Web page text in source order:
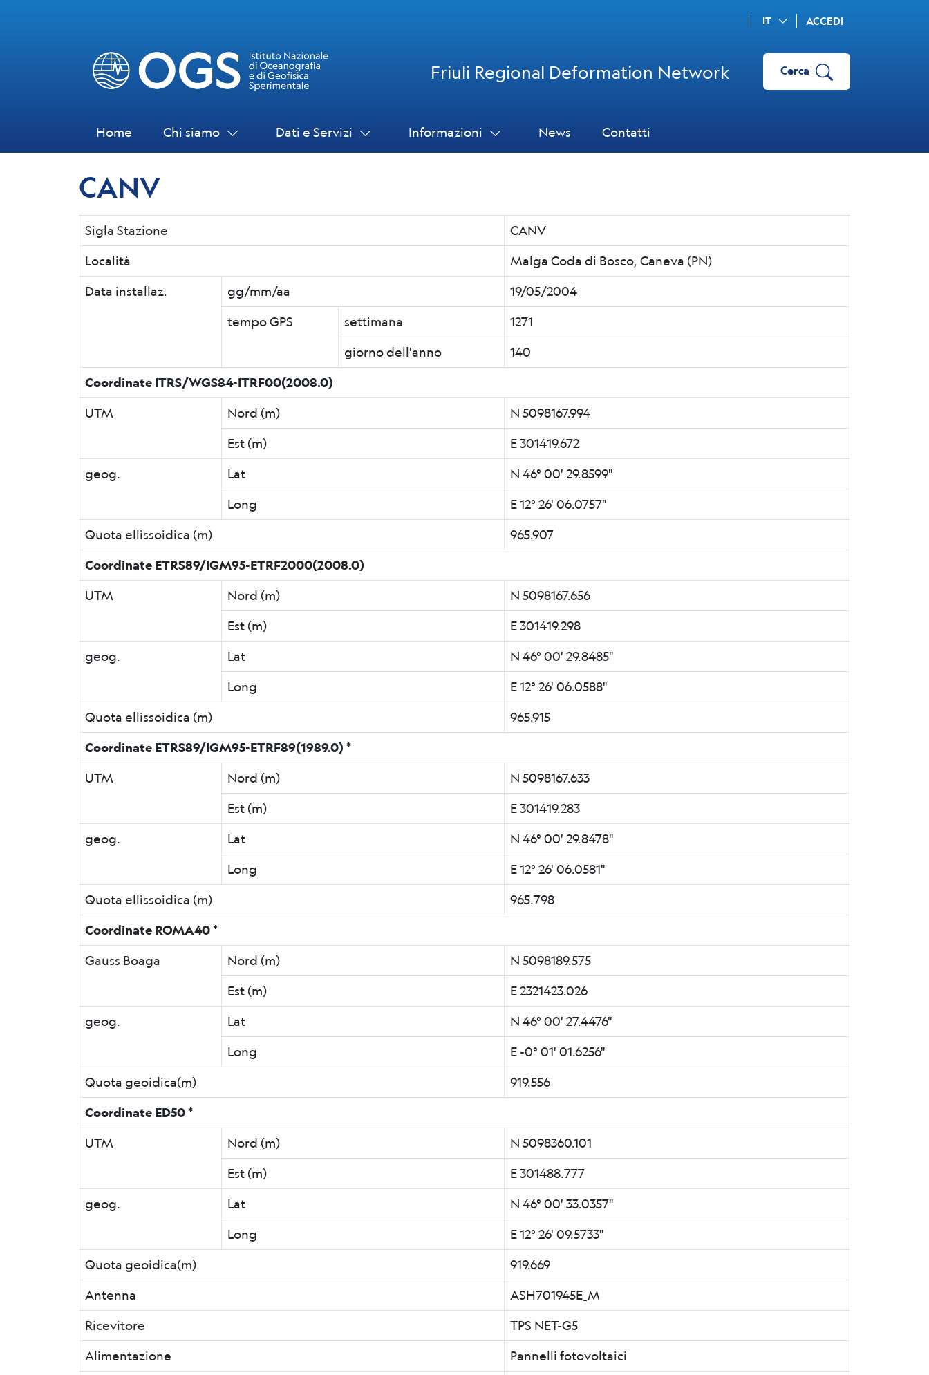
ACCEDI
IT
Friuli Regional Deformation Network Cerca
Home Chi siamo Dati e Servizi Informazioni News Contatti
CANV
Sigla Stazione
CANV
Località
Malga Coda di Bosco, Caneva (PN)
Data installaz.
gg/mm/aa
19/05/2004
tempo GPS
settimana
1271
giorno dell'anno
140
Coordinate ITRS/WGS84-ITRF00(2008.0)
UTM Nord (m)
N 5098167.994
Est (m)
E 301419.672
geog.
Lat
N 46° 00' 29.8599"
Long
E 12° 26' 06.0757"
Quota ellissoidica (m)
965.907
Coordinate ETRS89/IGM95-ETRF2000(2008.0)
UTM Nord (m)
N 5098167.656
Est (m)
E 301419.298
geog.
Lat
N 46° 00' 29.8485"
Long
E 12° 26' 06.0588"
Quota ellissoidica (m)
965.915
Coordinate ETRS89/IGM95-ETRF89(1989.0) *
UTM Nord (m)
N 5098167.633
Est (m)
E 301419.283
geog.
Lat
N 46° 00' 29.8478"
Long
E 12° 26' 06.0581"
Quota ellissoidica (m)
965.798
Coordinate ROMA40 *
Gauss Boaga Nord (m)
N 5098189.575
Est (m)
E 2321423.026
geog.
Lat
N 46° 00' 27.4476"
Long
E -0° 01' 01.6256"
Quota geoidica(m)
919.556
Coordinate ED50 *
UTM Nord (m)
N 5098360.101
Est (m)
E 301488.777
geog.
Lat
N 46° 00' 33.0357"
Long
E 12° 26' 09.5733"
Quota geoidica(m)
919.669
Antenna
ASH701945E_M
Ricevitore
TPS NET-G5
Alimentazione
Pannelli fotovoltaici